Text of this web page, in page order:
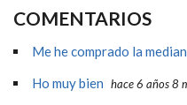
COMENTARIOS
Me he comprado la
Ho muy bien hace 6 años 8